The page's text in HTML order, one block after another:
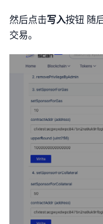
然后点击写入按钮 随
交易。